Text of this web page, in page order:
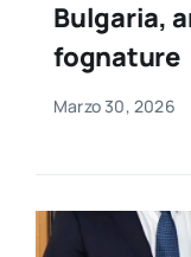
per:
Newsletter
Bulgaria,
fognature
Marzo 30, 2026